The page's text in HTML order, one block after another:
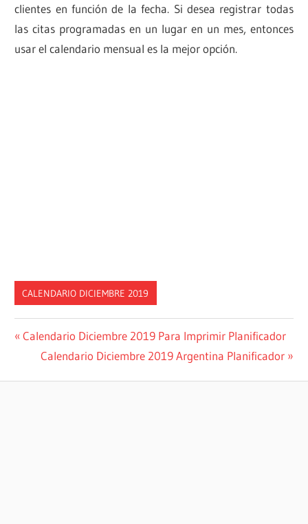
clientes en función de la fecha. Si desea registrar todas
las citas programadas en un lugar en un mes, entonces
usar el calendario mensual es la mejor opción.
CALENDARIO DICIEMBRE 2019
Post
navigation
Previous
Post:
Calendario Diciembre 2019 Para Imprimir Planificador
Next
Calendario Diciembre 2019 Argentina Planificador